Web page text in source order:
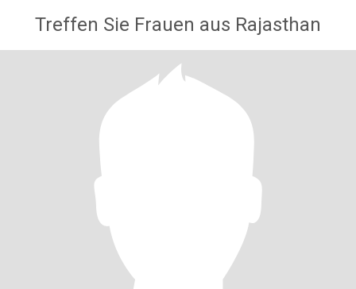
Treffen Sie Frauen aus Rajasthan